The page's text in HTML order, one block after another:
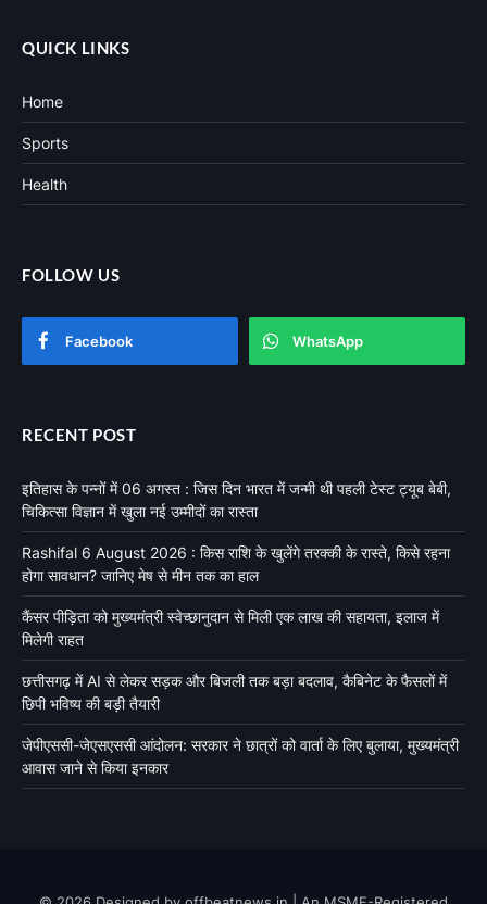
QUICK LINKS
Home
Sports
Health
FOLLOW US
Facebook WhatsApp
RECENT POST
इतिहास के पन्नों में 06 अगस्त : जिस दिन भारत में जन्मी थी पहली टेस्ट ट्यूब बेबी,
चिकित्सा विज्ञान में खुला नई उम्मीदों का रास्ता
Rashifal 6 August 2026 : किस राशि के खुलेंगे तरक्की के रास्ते, किसे रहना
होगा सावधान? जानिए मेष से मीन तक का हाल
कैंसर पीड़िता को मुख्यमंत्री स्वेच्छानुदान से मिली एक लाख की सहायता, इलाज में
मिलेगी राहत
छत्तीसगढ़ में AI से लेकर सड़क और बिजली तक बड़ा बदलाव, कैबिनेट के फैसलों में
छिपी भविष्य की बड़ी तैयारी
जेपीएससी-जेएसएससी आंदोलन: सरकार ने छात्रों को वार्ता के लिए बुलाया, मुख्यमंत्री
आवास जाने से किया इनकार